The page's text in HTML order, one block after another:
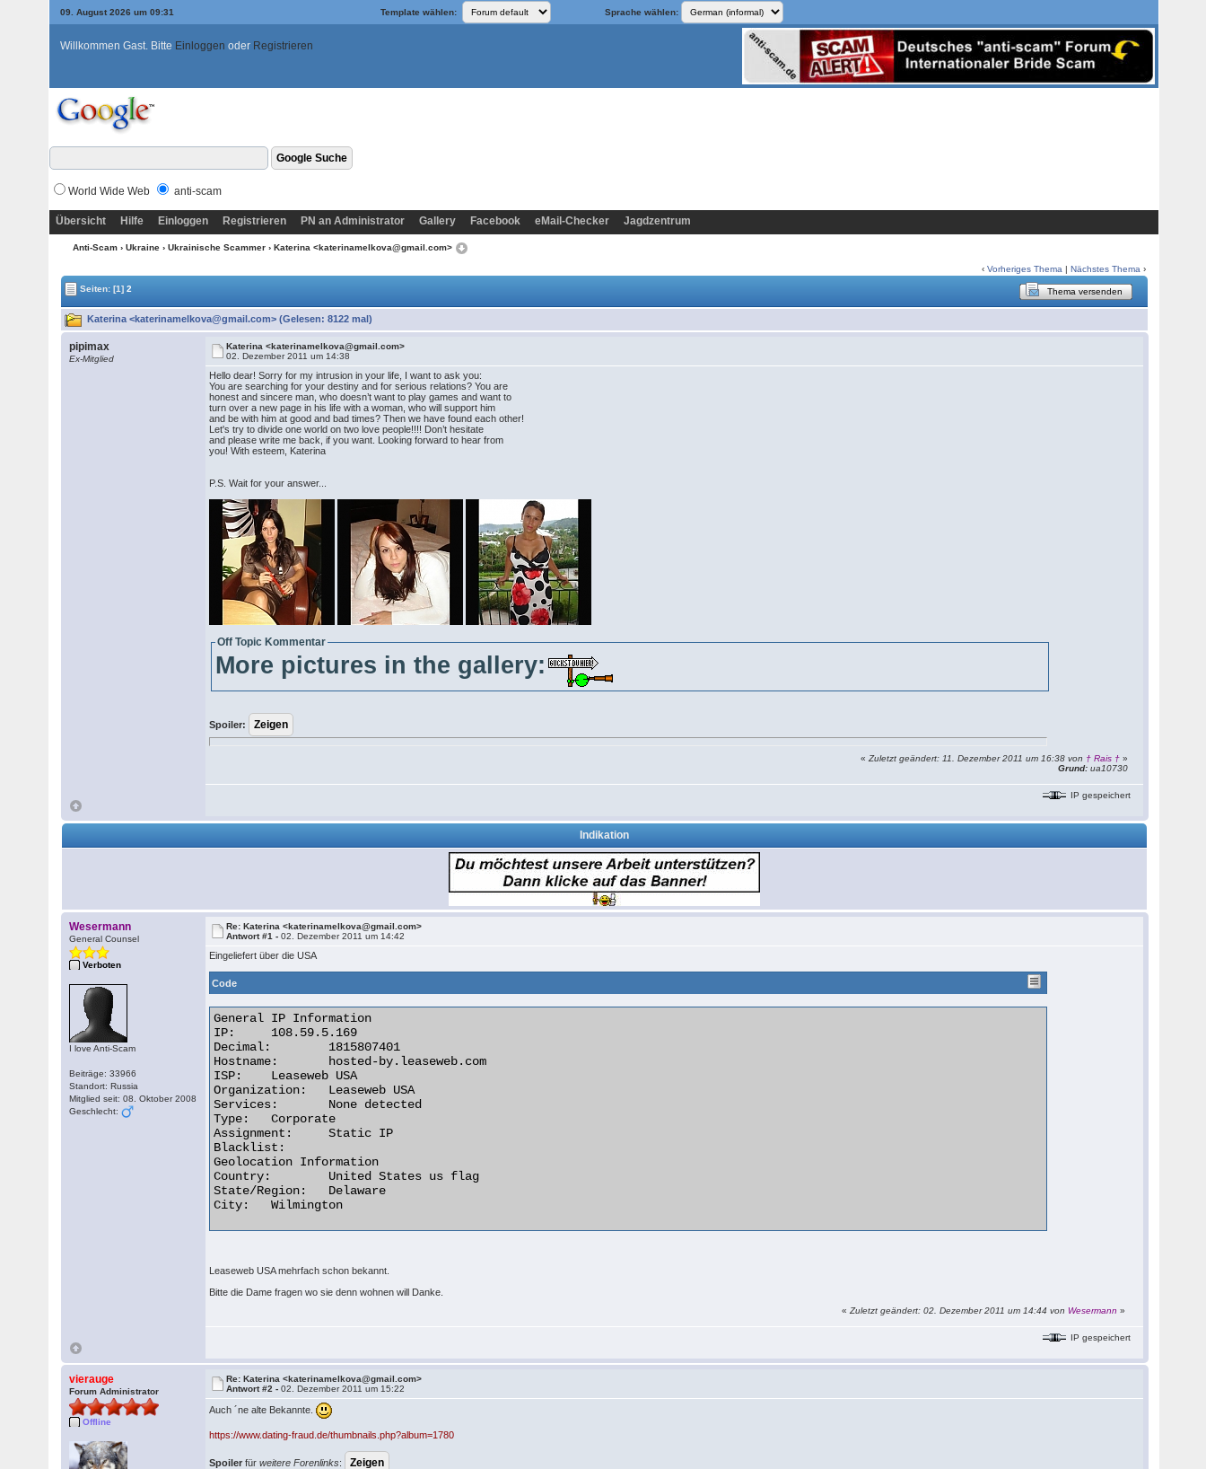
09. August 2026 um 09:31 Template wählen: Sprache wählen:
Willkommen Gast. Bitte Einloggen oder Registrieren
World Wide Web anti-scam
Übersicht Hilfe Einloggen Registrieren PN an Administrator Gallery Facebook eMail-Checker Jagdzentrum
Anti-Scam › Ukraine › Ukrainische Scammer › Katerina <katerinamelkova@gmail.com>
‹Vorheriges Thema |Nächstes Thema ›
Seiten:[1] 2 Thema versenden
Katerina <katerinamelkova@gmail.com> (Gelesen: 8122 mal)
pipimax
Ex-Mitglied
Katerina <katerinamelkova@gmail.com>
02. Dezember 2011 um 14:38
Hello dear! Sorry for my intrusion in your life, I want to ask you:
You are searching for your destiny and for serious relations? You are
honest and sincere man, who doesn’t want to play games and want to
turn over a new page in his life with a woman, who will support him
and be with him at good and bad times? Then we have found each other!
Let's try to divide one world on two love people!!!! Don’t hesitate
and please write me back, if you want. Looking forward to hear from
you! With esteem, Katerina
P.S. Wait for your answer...
Off Topic Kommentar
More pictures in the gallery:
Spoiler:
«Zuletzt geändert: 11. Dezember 2011 um 16:38 von † Rais † »
Grund: ua10730
IP gespeichert
Indikation
Wesermann
General Counsel
Verboten
I love Anti-Scam
Beiträge: 33966
Standort: Russia
Mitglied seit: 08. Oktober 2008
Geschlecht:
Re: Katerina <katerinamelkova@gmail.com>
Antwort #1 -02. Dezember 2011 um 14:42
Eingeliefert über die USA
Code
General IP Information
IP:	108.59.5.169
Decimal:	1815807401
Hostname:	hosted-by.leaseweb.com
ISP:	Leaseweb USA
Organization:	Leaseweb USA
Services:	None detected
Type:	Corporate
Assignment:	Static IP
Blacklist:
Geolocation Information
Country:	United States us flag
State/Region:	Delaware
City:	Wilmington
Leaseweb USA mehrfach schon bekannt.
Bitte die Dame fragen wo sie denn wohnen will Danke.
«Zuletzt geändert: 02. Dezember 2011 um 14:44 von Wesermann »
IP gespeichert
vierauge
Forum Administrator
Offline
Re: Katerina <katerinamelkova@gmail.com>
Antwort #2 -02. Dezember 2011 um 15:22
Auch ´ne alte Bekannte.
https://www.dating-fraud.de/thumbnails.php?album=1780
Spoiler fürweitere Forenlinks: